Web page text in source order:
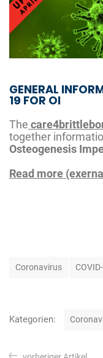
GENERAL
19 FOR OI
The
together
Osteogenesis
Read more
g
Coronavirus
Kategorien:
B